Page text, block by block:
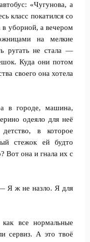
«Чугунова, а
класс покатился со
уборной, а вечером
на мелкие
ругать не стала —
Куда они потом
своего она хотела
в городе, машина,
одеяло для неё
в которое
стежок ей будто
Вот она и гнала их с
Я ж не назло. Я для
все нормальные
сервиз. А это твоё